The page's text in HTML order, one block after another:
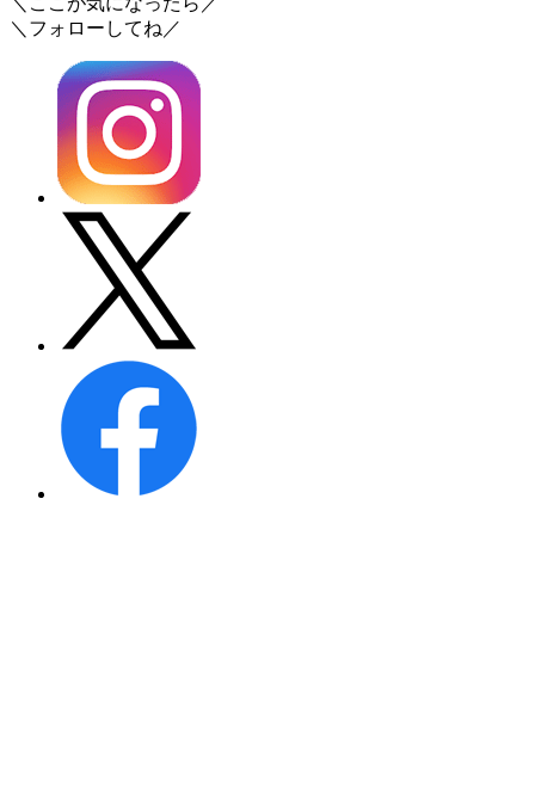
＼フォローしてね／